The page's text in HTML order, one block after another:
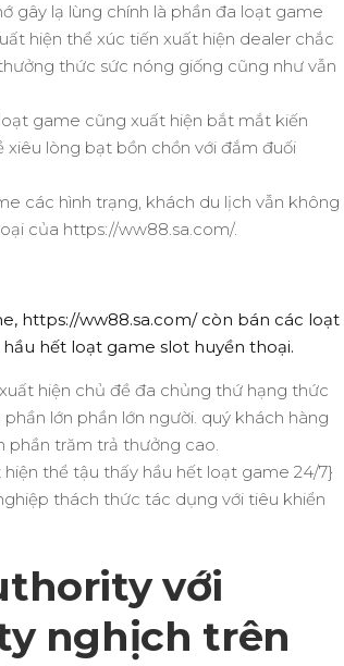
gây lạ lùng chính là phần đa loạt game
hiện thể xúc tiến xuất hiện dealer chắc
thức sức nóng giống cũng như vẫn
game cũng xuất hiện bắt mắt kiến
lòng bạt bồn chồn với đắm đuối
các hình trạng, khách du lịch vẫn không
của https://ww88.sa.com/.
https://ww88.sa.com/ còn bán các loạt
hết loạt game slot huyền thoại.
hiện chủ đề đa chủng thứ hạng thức
lớn phần lớn người. quý khách hàng
phần trăm trả thưởng cao.
thể tậu thấy hầu hết loạt game 24/7}
thách thức tác dụng với tiêu khiển
với
nghịch trên